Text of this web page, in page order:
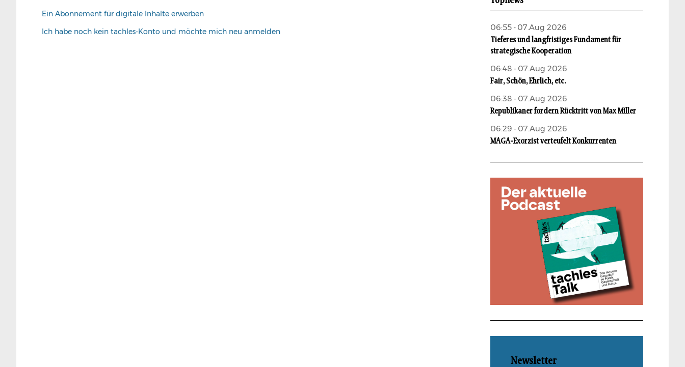
Ein Abonnement für digitale Inhalte erwerben
Ich habe noch kein tachles-Konto und möchte mich neu anmelden
06:55 - 07.Aug 2026
Tieferes und langfristiges Fundament für
strategische Kooperation
06:48 - 07.Aug 2026
Fair, Schön, Ehrlich, etc.
06:38 - 07.Aug 2026
Republikaner fordern Rücktritt von Max Miller
06:29 - 07.Aug 2026
MAGA-Exorzist verteufelt Konkurrenten
Newsletter